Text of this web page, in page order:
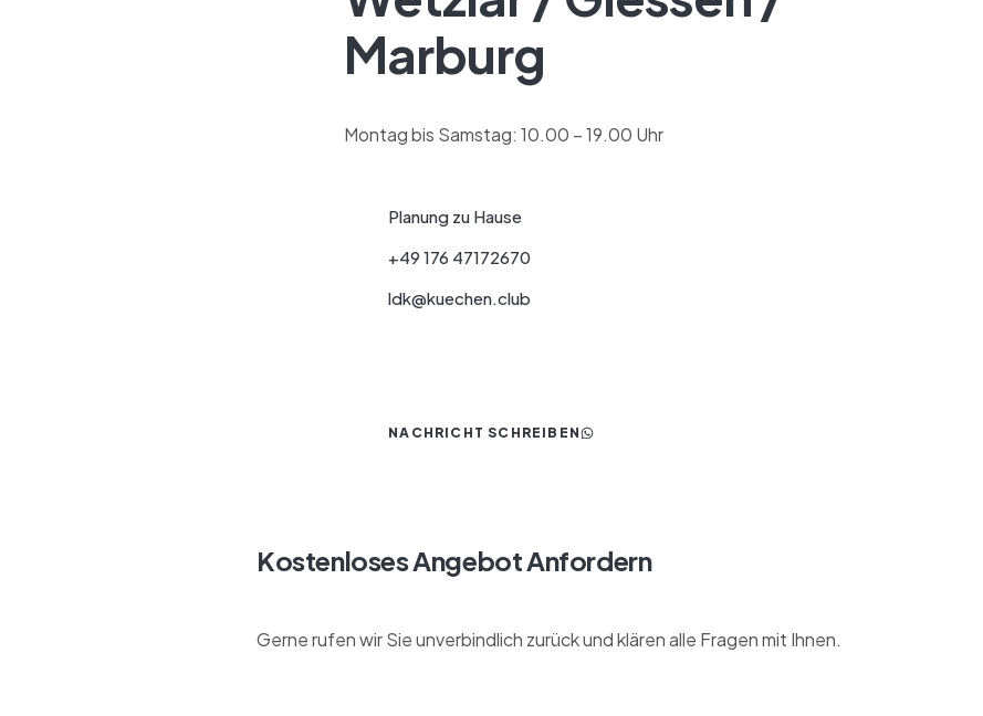
Marburg
Montag bis Samstag: 10.00 – 19.00 Uhr
Planung zu Hause
+49 176 47172670
ldk@kuechen.club
NACHRICHT SCHREIBEN
Kostenloses Angebot Anfordern
Gerne rufen wir Sie unverbindlich zurück und klären alle Fragen mit Ihnen.